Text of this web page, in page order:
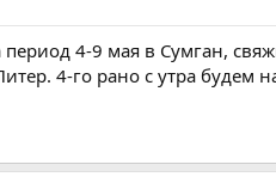
период 4-9 мая в Сумган,
4-го рано с утра будем